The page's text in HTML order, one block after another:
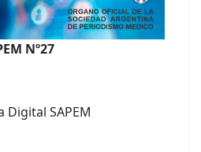
Nº27
Digital SAPEM